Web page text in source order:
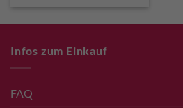
Infos zum Einkauf
FAQ